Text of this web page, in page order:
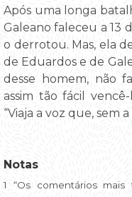
Após uma longa
Galeano faleceu a 13
o derrotou. Mas, ela
de Eduardos e de
desse homem, não
assim tão fácil
“Viaja a voz que, sem
Notas
1 “Os comentários